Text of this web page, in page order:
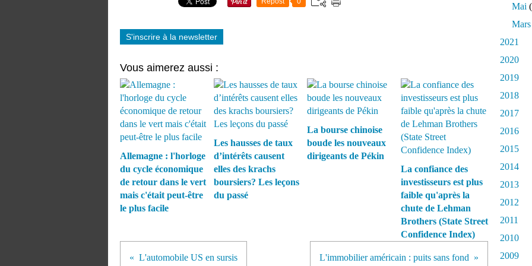
S'inscrire à la newsletter
Vous aimerez aussi :
Allemagne : l'horloge
du cycle économique
de retour dans le vert
mais c'était peut-être
le plus facile
Les hausses de taux
d’intérêts causent
elles des krachs
boursiers? Les leçons
du passé
La bourse chinoise
boude les nouveaux
dirigeants de Pékin
La confiance des
investisseurs est plus
faible qu'après la
chute de Lehman
Brothers (State Street
Confidence Index)
L'automobile US en sursis L'immobilier américain : puits sans fond
Mai
Mars
2021
2020
2019
2018
2017
2016
2015
2014
2013
2012
2011
2010
2009